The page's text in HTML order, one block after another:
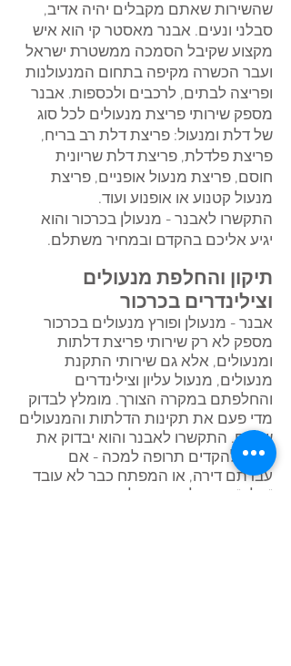
שהשירות שאתם מקבלים יהיה אדיב,
סבלני ונעים. אבנר מאסטר קי הוא איש
מקצוע שקיבל הסמכה ממשטרת ישראל
ועבר הכשרה מקיפה בתחום המנעולנות
ופריצה לבתים, לרכבים ולכספות. אבנר
מספק שירותי פריצת מנעולים לכל סוג
של דלת ומנעול: פריצת דלת רב בריח,
פריצת פלדלת, פריצת דלת שריונית
חוסם, פריצת מנעול אופניים, פריצת
מנעול קטנוע או אופנוע ועוד.
התקשרו לאבנר - מנעולן בכרכור והוא
יגיע אליכם בהקדם ובמחיר משתלם.
תיקון והחלפת מנעולים
וצילינדרים בכרכור
אבנר - מנעולן ופורץ מנעולים בכרכור
מספק לא רק שירותי פריצת דלתות
ומנעולים, אלא גם שירותי התקנת
מנעולים, מנעול עליון וצילינדרים
והחלפתם במקרה הצורך. מומלץ לבדוק
מדי פעם את תקינות הדלתות והמנעולים
שלכם. התקשרו לאבנר והוא יבדוק את
עדיף להקדים תרופה למכה - אם
עברתם דירה, או המפתח כבר לא עובד